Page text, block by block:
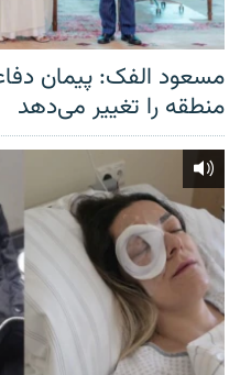
مسعود الفک: پیمان
منطقه را تغییر می‌دهد